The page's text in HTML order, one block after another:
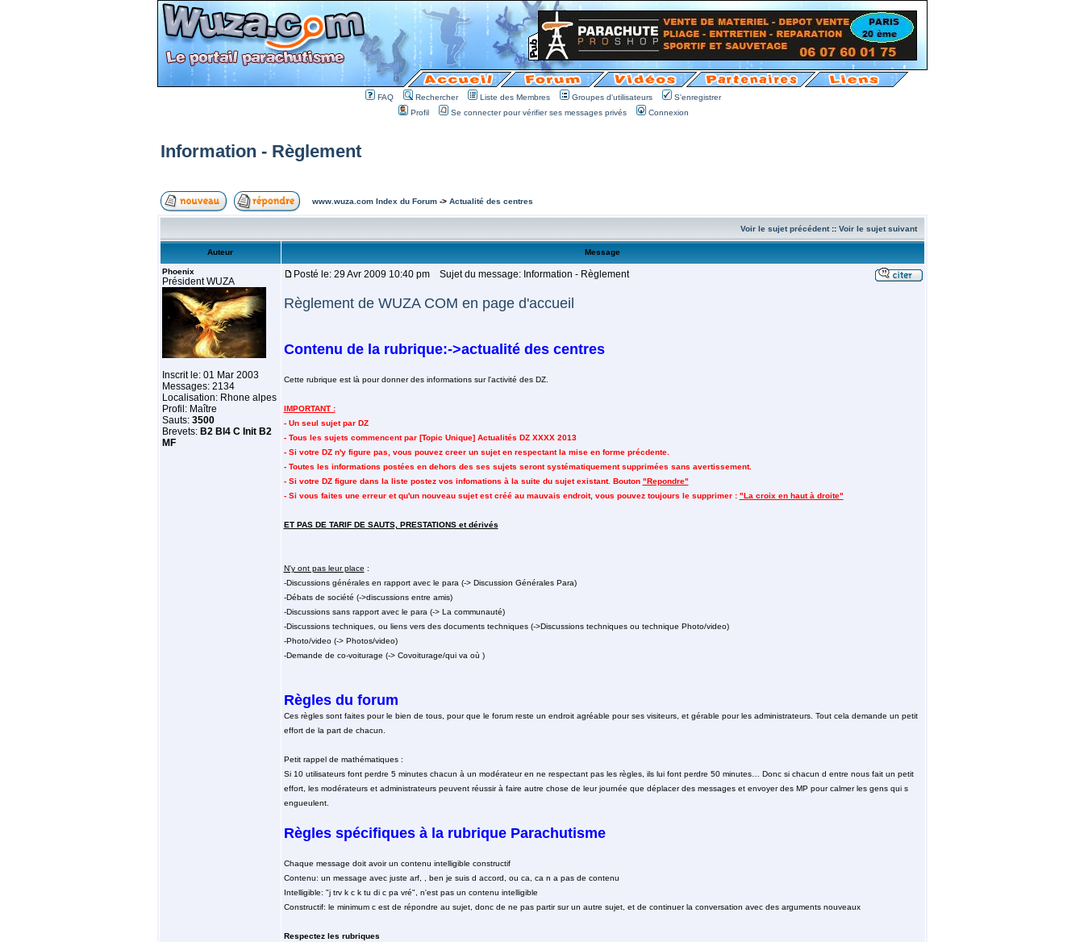
FAQ Rechercher Liste des Membres Groupes d'utilisateurs
S'enregistrer
Profil
Se connecter pour vérifier ses messages privés Connexion
Information - Règlement
www.wuza.com Index du Forum-> Actualité des centres
Voir le sujet précédent:: Voir le sujet suivant
Auteur Message
Phoenix
Président WUZA
Inscrit le: 01 Mar 2003
Messages: 2134
Localisation: Rhone alpes
Profil: Maître
Sauts: 3500
Brevets: B2 BI4 C Init B2
MF
Posté le: 29 Avr 2009 10:40 pm Sujet du message: Information - Règlement
Règlement de WUZA COM en page d'accueil
Contenu de la rubrique:->actualité des centres
Cette rubrique est là pour donner des informations sur l'activité des DZ.
IMPORTANT :
- Un seul sujet par DZ
- Tous les sujets commencent par [Topic Unique] Actualités DZ XXXX 2013
- Si votre DZ n'y figure pas, vous pouvez creer un sujet en respectant la mise en forme précdente.
- Toutes les informations postées en dehors des ses sujets seront systématiquement supprimées sans avertissement.
- Si votre DZ figure dans la liste postez vos infomations à la suite du sujet existant. Bouton "Repondre"
- Si vous faites une erreur et qu'un nouveau sujet est créé au mauvais endroit, vous pouvez toujours le supprimer : "La croix en haut à droite"
ET PAS DE TARIF DE SAUTS, PRESTATIONS et dérivés
N'y ont pas leur place :
-Discussions générales en rapport avec le para (-> Discussion Générales Para)
-Débats de société (->discussions entre amis)
-Discussions sans rapport avec le para (-> La communauté)
-Discussions techniques, ou liens vers des documents techniques (->Discussions techniques ou technique Photo/video)
-Photo/video (-> Photos/video)
-Demande de co-voiturage (-> Covoiturage/qui va où )
Règles du forum
Ces règles sont faites pour le bien de tous, pour que le forum reste un endroit agréable pour ses visiteurs, et gérable pour les administrateurs. Tout cela demande un petit
effort de la part de chacun.
Petit rappel de mathématiques :
Si 10 utilisateurs font perdre 5 minutes chacun à un modérateur en ne respectant pas les règles, ils lui font perdre 50 minutes… Donc si chacun d entre nous fait un petit
effort, les modérateurs et administrateurs peuvent réussir à faire autre chose de leur journée que déplacer des messages et envoyer des MP pour calmer les gens qui s
engueulent.
Règles spécifiques à la rubrique Parachutisme
Chaque message doit avoir un contenu intelligible constructif
Contenu: un message avec juste arf, , ben je suis d accord, ou ca, ca n a pas de contenu
Intelligible: "j trv k c k tu di c pa vré", n'est pas un contenu intelligible
Constructif: le minimum c est de répondre au sujet, donc de ne pas partir sur un autre sujet, et de continuer la conversation avec des arguments nouveaux
Respectez les rubriques